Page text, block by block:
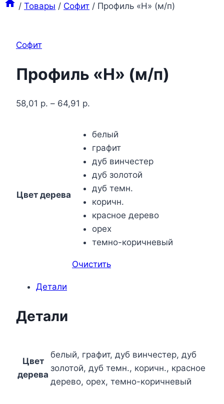
/ Товары / Софит / Профиль «H» (м/п)
Софит
Профиль «H» (м/п)
58,01 р. – 64,91 р.
Цвет дерева
белый
графит
дуб винчестер
дуб золотой
дуб темн.
коричн.
красное дерево
орех
темно-коричневый
Очистить
Детали
Детали
Цвет
дерева
белый, графит, дуб винчестер, дуб
золотой, дуб темн., коричн., красное
дерево, орех, темно-коричневый